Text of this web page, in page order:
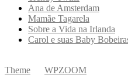
Ana de Amsterdam
Mamãe Tagarela
Sobre a Vida na Irlanda
Carol e suas Baby
Theme
WPZOOM